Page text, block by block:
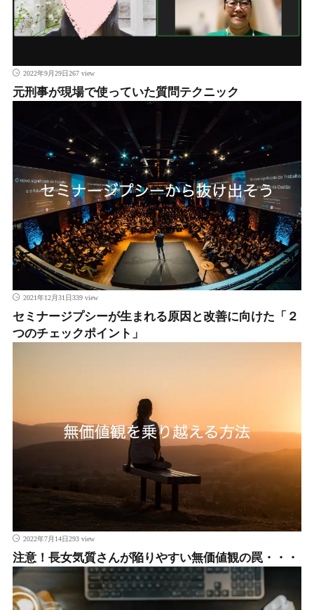
2022年9月29日267 view
元刑事が現場で使っていた質問テクニック
2021年12月31日339 view
セミナージプシーが生まれる原因と改善に向けた「２
つのチェックポイント」
2022年7月14日293 view
注意！長女気質さんが陥りやすい無価値観の罠・・・